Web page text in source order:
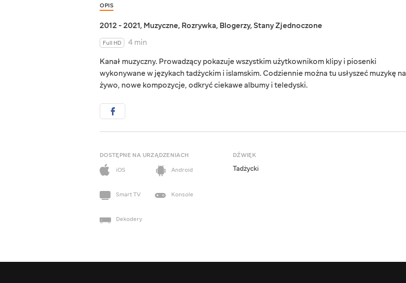
OPIS
2012 - 2021, Muzyczne, Rozrywka, Blogerzy, Stany Zjednoczone
Full HD
4 min
Kanał muzyczny. Prowadzący pokazuje wszystkim użytkownikom klipy i piosenki
wykonywane w językach tadżyckim i islamskim. Codziennie można tu usłyszeć muzykę na
żywo, nowe kompozycje, odkryć ciekawe albumy i teledyski.
DOSTĘPNE NA URZĄDZENIACH
iOS
Android
Smart TV Konsole
Dekodery
DŹWIĘK
Tadżycki